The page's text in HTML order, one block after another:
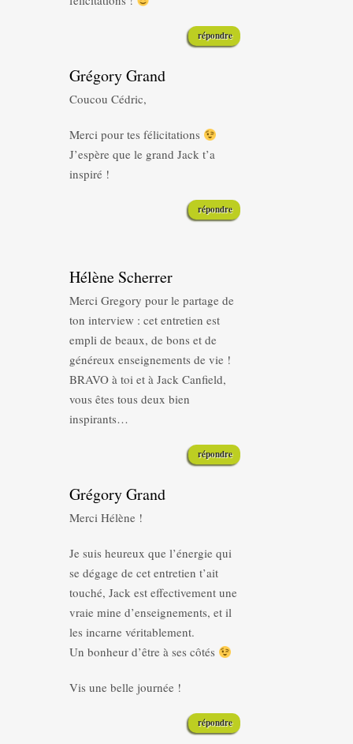
répondre
Grégory Grand
Coucou Cédric,
Merci pour tes félicitations
J’espère que le grand Jack t’a
inspiré !
répondre
Hélène Scherrer
Merci Gregory pour le partage de
ton interview : cet entretien est
empli de beaux, de bons et de
généreux enseignements de vie !
BRAVO à toi et à Jack Canfield,
vous êtes tous deux bien
inspirants…
répondre
Grégory Grand
Merci Hélène !
Je suis heureux que l’énergie qui
se dégage de cet entretien t’ait
touché, Jack est effectivement une
vraie mine d’enseignements, et il
les incarne véritablement.
Un bonheur d’être à ses côtés
Vis une belle journée !
répondre